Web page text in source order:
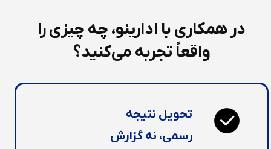
در همکاری با ادارینو، چه چیزی را
واقعاً تجربه می‌کنید؟​​​​​​​
تحویل نتیجه
رسمی، نه گزارش